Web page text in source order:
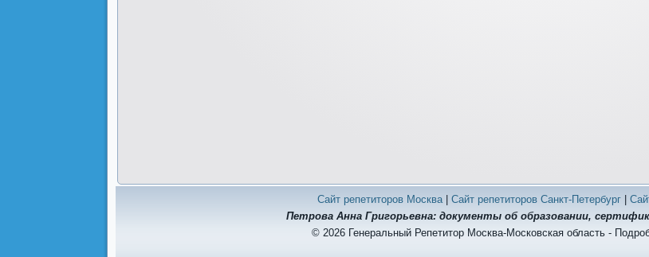
Сайт репетиторов Москва|Сайт репетиторов Санкт-Петербург |
Петрова Анна Григорьевна: документы об образовании,
© 2026 Генеральный Репетитор Москва-Московская область -